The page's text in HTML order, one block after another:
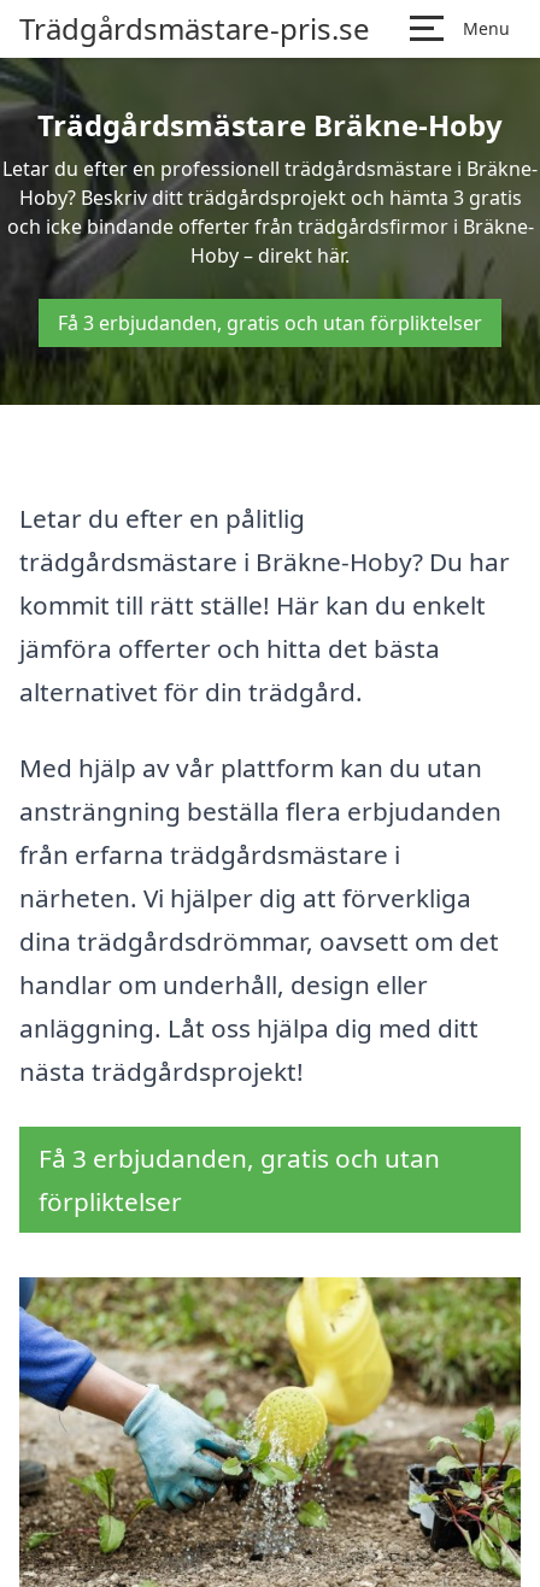
Trädgårdsmästare-pris.se Menu
Trädgårdsmästare Bräkne-Hoby
Letar du efter en professionell trädgårdsmästare i Bräkne-
Hoby? Beskriv ditt trädgårdsprojekt och hämta 3 gratis
och icke bindande offerter från trädgårdsfirmor i Bräkne-
Hoby – direkt här.
Få 3 erbjudanden, gratis och utan förpliktelser
Letar du efter en pålitlig
trädgårdsmästare i Bräkne-Hoby? Du har
kommit till rätt ställe! Här kan du enkelt
jämföra offerter och hitta det bästa
alternativet för din trädgård.
Med hjälp av vår plattform kan du utan
ansträngning beställa flera erbjudanden
från erfarna trädgårdsmästare i
närheten. Vi hjälper dig att förverkliga
dina trädgårdsdrömmar, oavsett om det
handlar om underhåll, design eller
anläggning. Låt oss hjälpa dig med ditt
nästa trädgårdsprojekt!
Få 3 erbjudanden, gratis och utan
förpliktelser